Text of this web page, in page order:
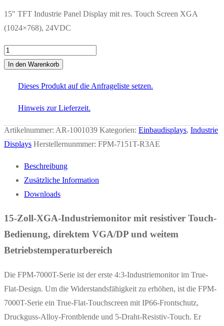
15″ TFT Industrie Panel Display mit res. Touch Screen XGA
(1024×768), 24VDC
FPM-
7151T-
Menge
In den Warenkorb
Dieses Produkt auf die Anfrageliste setzen.
Hinweis zur Lieferzeit.
Artikelnummer: AR-1001039 Kategorien: Einbaudisplays, Industrie
Displays Herstellernunmmer: FPM-7151T-R3AE
Beschreibung
Zusätzliche Information
Downloads
15-Zoll-XGA-Industriemonitor mit resistiver Touch-
Bedienung, direktem VGA/DP und weitem
Betriebstemperaturbereich
Die FPM-7000T-Serie ist der erste 4:3-Industriemonitor im True-
Flat-Design. Um die Widerstandsfähigkeit zu erhöhen, ist die FPM-
7000T-Serie ein True-Flat-Touchscreen mit IP66-Frontschutz,
Druckguss-Alloy-Frontblende und 5-Draht-Resistiv-Touch. Er